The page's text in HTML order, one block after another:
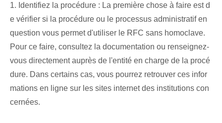
1. Identifiez la procédure : La première chose à faire est d
e vérifier si la procédure ou le processus administratif en
question vous permet d'utiliser le RFC sans homoclave.
Pour ce faire, consultez la documentation ou renseignez-
vous directement auprès de l'entité en charge de la procé
dure. Dans certains cas, vous pourrez retrouver ces infor
mations en ligne sur les sites internet des institutions con
cernées.